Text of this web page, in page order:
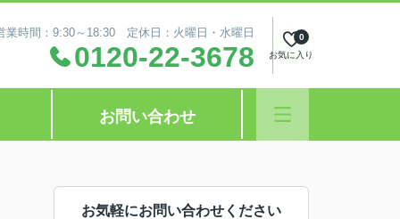
業時間：9:30～18:30 定休日：火曜日・水曜日
0120-22-3678 お気に入り
0
お問い合わせ
お気軽にお問い合わせください